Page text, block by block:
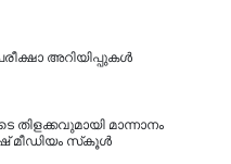
അറിയിപ്പുകൾ
മാന്നാനം
മീഡിയം സ്‌കൂൾ